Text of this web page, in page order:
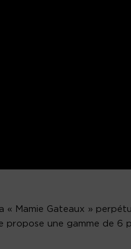
Mamie Gateaux »
propose une gamme de 6